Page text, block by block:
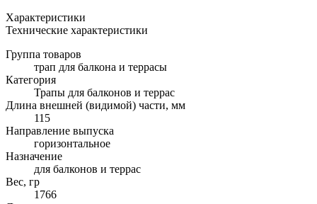
Характеристики
Технические характеристики
Группа товаров
трап для балкона и террасы
Категория
Трапы для балконов и террас
Длина внешней (видимой) части, мм
115
Направление выпуска
горизонтальное
Назначение
для балконов и террас
Вес, гр
1766